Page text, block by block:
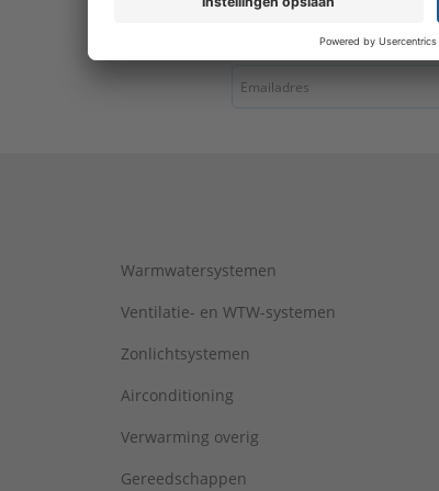
Warmteafgifte EN 442 20°C - 75/65:
Metro R=2,5
Serie: AluMaxx
Warmwatersystemen
Ventilatie- en WTW-systemen
Zonlichtsystemen
Airconditioning
Verwarming overig
Gereedschappen